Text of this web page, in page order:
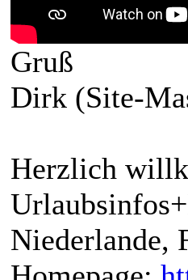
Gruß
Dirk (Site-
Herzlich
Niederlande,